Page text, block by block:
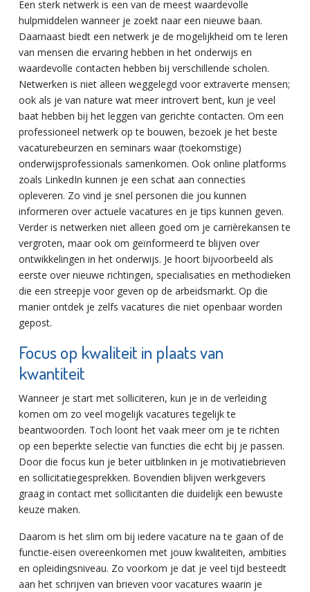
Een sterk netwerk is een van de meest waardevolle
hulpmiddelen wanneer je zoekt naar een nieuwe baan.
Daarnaast biedt een netwerk je de mogelijkheid om te leren
van mensen die ervaring hebben in het onderwijs en
waardevolle contacten hebben bij verschillende scholen.
Netwerken is niet alleen weggelegd voor extraverte mensen;
ook als je van nature wat meer introvert bent, kun je veel
baat hebben bij het leggen van gerichte contacten. Om een
professioneel netwerk op te bouwen, bezoek je het beste
vacaturebeurzen en seminars waar (toekomstige)
onderwijsprofessionals samenkomen. Ook online platforms
zoals LinkedIn kunnen je een schat aan connecties
opleveren. Zo vind je snel personen die jou kunnen
informeren over actuele vacatures en je tips kunnen geven.
Verder is netwerken niet alleen goed om je carrièrekansen te
vergroten, maar ook om geïnformeerd te blijven over
ontwikkelingen in het onderwijs. Je hoort bijvoorbeeld als
eerste over nieuwe richtingen, specialisaties en methodieken
die een streepje voor geven op de arbeidsmarkt. Op die
manier ontdek je zelfs vacatures die niet openbaar worden
gepost.
Focus op kwaliteit in plaats van
kwantiteit
Wanneer je start met solliciteren, kun je in de verleiding
komen om zo veel mogelijk vacatures tegelijk te
beantwoorden. Toch loont het vaak meer om je te richten
op een beperkte selectie van functies die echt bij je passen.
Door die focus kun je beter uitblinken in je motivatiebrieven
en sollicitatiegesprekken. Bovendien blijven werkgevers
graag in contact met sollicitanten die duidelijk een bewuste
keuze maken.
Daarom is het slim om bij iedere vacature na te gaan of de
functie-eisen overeenkomen met jouw kwaliteiten, ambities
en opleidingsniveau. Zo voorkom je dat je veel tijd besteedt
aan het schrijven van brieven voor vacatures waarin je